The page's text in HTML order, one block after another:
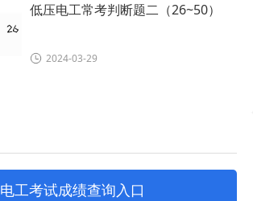
低压电工常考判断题二（26~50）
2024-03-29
电工考试成绩查询入口